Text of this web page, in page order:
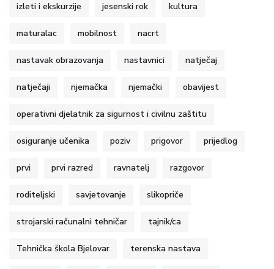
izleti i ekskurzije jesenski rok kultura
maturalac mobilnost nacrt
nastavak obrazovanja nastavnici natječaj
natječaji njemačka njemački obavijest
operativni djelatnik za sigurnost i civilnu zaštitu
osiguranje učenika poziv prigovor prijedlog
prvi prvi razred ravnatelj razgovor
roditeljski savjetovanje slikopriče
strojarski računalni tehničar tajnik/ca
Tehnička škola Bjelovar terenska nastava